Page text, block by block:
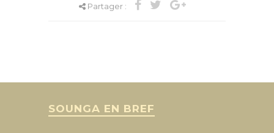
Partager :
SOUNGA EN BREF